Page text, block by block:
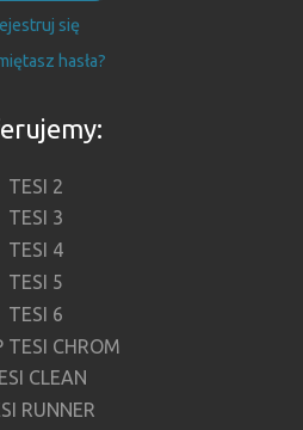
się
hasła?
TESI 2
TESI 3
TESI 4
TESI 5
TESI 6
TESI CHROM
CLEAN
RUNNER